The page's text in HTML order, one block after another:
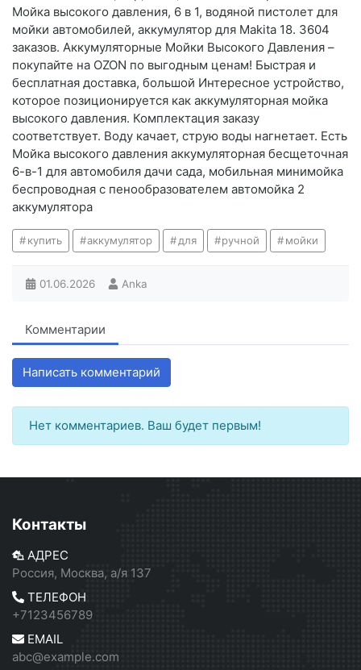
Мойка высокого давления, 6 в 1, водяной пистолет для
мойки автомобилей, аккумулятор для Makita 18. 3604
заказов. Аккумуляторные Мойки Высокого Давления –
покупайте на OZON по выгодным ценам! Быстрая и
бесплатная доставка, большой Интересное устройство,
которое позиционируется как аккумуляторная мойка
высокого давления. Комплектация заказу
соответствует. Воду качает, струю воды нагнетает. Есть
Мойка высокого давления аккумуляторная бесщеточная
6-в-1 для автомобиля дачи сада, мобильная минимойка
беспроводная с пенообразователем автомойка 2
аккумулятора
купить аккумулятор для ручной мойки
01.06.2026 Anka
Комментарии
Написать комментарий
Нет комментариев. Ваш будет первым!
Контакты
АДРЕС
Россия, Москва, а/я 137
ТЕЛЕФОН
+7123456789
EMAIL
abc@example.com